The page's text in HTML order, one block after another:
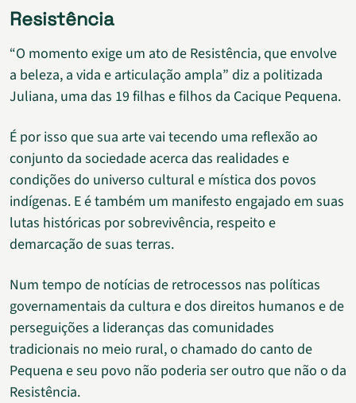
Resistência
“O momento exige um ato de Resistência, que envolve
a beleza, a vida e articulação ampla” diz a politizada
Juliana, uma das 19 filhas e filhos da Cacique Pequena.
É por isso que sua arte vai tecendo uma reflexão ao
conjunto da sociedade acerca das realidades e
condições do universo cultural e mística dos povos
indígenas. E é também um manifesto engajado em suas
lutas históricas por sobrevivência, respeito e
demarcação de suas terras.
Num tempo de notícias de retrocessos nas políticas
governamentais da cultura e dos direitos humanos e de
perseguições a lideranças das comunidades
tradicionais no meio rural, o chamado do canto de
Pequena e seu povo não poderia ser outro que não o da
Resistência.